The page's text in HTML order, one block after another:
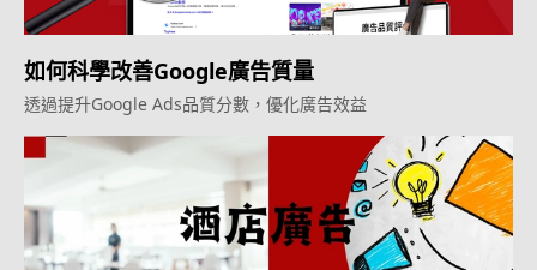
如何科學改善Google廣告質量
透過提升Google Ads品質分數，優化廣告效益